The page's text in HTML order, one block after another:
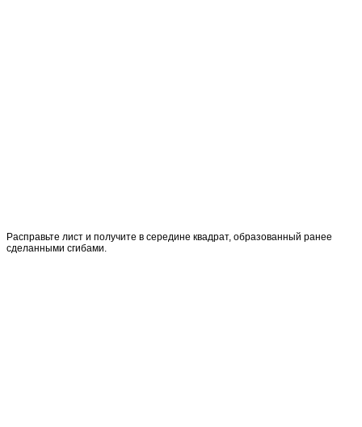
Расправьте лист и получите в середине квадрат, образованный ранее
сделанными сгибами.